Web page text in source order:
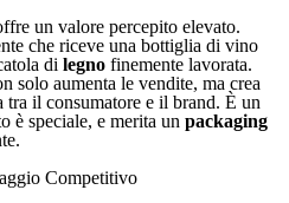
un valore percepito elevato.
che riceve una bottiglia di vino
di legno finemente lavorata.
solo aumenta le vendite, ma crea
tra il consumatore e il brand. È un
è speciale, e merita un packaging
Competitivo